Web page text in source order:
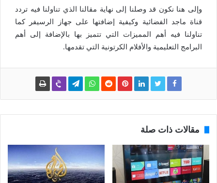
وإلى هنا نكون قد وصلنا إلى نهاية مقالنا الذي تناولنا فيه تردد
قناة ماجد الفضائية وكيفية إضافتها على جهاز الرسيفر كما
تناولنا فيه أهم المميزات التي تتميز بها بالإضافة إلى أهم
البرامج التعليمية والأفلام الكرتونية التي تقدمها.
مقالات ذات صلة